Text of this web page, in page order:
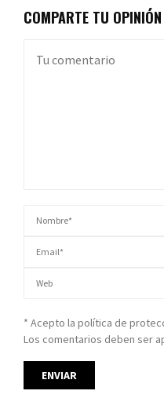
COMPARTE TU OPINIÓN
* Acepto la política de
Los comentarios deben ser